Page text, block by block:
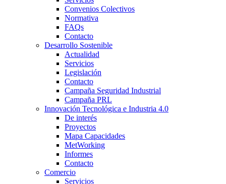
Convenios Colectivos
Normativa
FAQs
Contacto
Desarrollo Sostenible
Actualidad
Servicios
Legislación
Contacto
Campaña Seguridad Industrial
Campaña PRL
Innovación Tecnológica e Industria 4.0
De interés
Proyectos
Mapa Capacidades
MetWorking
Informes
Contacto
Comercio
Servicios